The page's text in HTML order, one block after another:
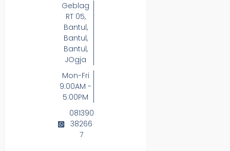
Geblag
RT 05,
Bantul,
Bantul,
Bantul,
JOgja
Mon-Fri
9:00AM -
5:00PM
081390
38266
7